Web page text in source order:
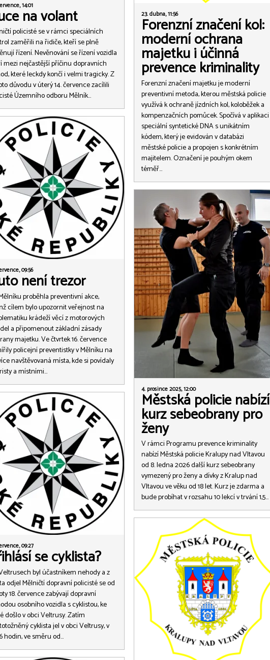
14:01
na volant
policisté se v rámci speciálních
zaměřili na řidiče, kteří se plně
řízení. Nevěnování se řízení vozidla
mezi nejčastější příčinu dopravních
které leckdy končí i velmi tragicky. Z
důvodu v úterý 14. července zacílili
Územního odboru Mělník…
09:56
není trezor
proběhla preventivní akce,
cílem bylo upozornit veřejnost na
krádeží věcí z motorových
a připomenout základní zásady
majetku. Ve čtvrtek 16. července
policejní preventistky v Mělníku na
navštěvovaná místa, kde si povídaly
a místními…
09:27 se cyklista?
byl účastníkem nehody a z
odjel Mělničtí dopravní policisté se od
18. července zabývají dopravní
osobního vozidla s cyklistou, ke
došlo v obci Veltrusy. Zatím
cyklista jel v obci Veltrusy, v
hodin, ve směru od…
23. dubna, 11:56
Forenzní značení kol:
moderní ochrana
majetku i účinná
prevence kriminality
Forenzní značení majetku je moderní
preventivní metoda, kterou městská policie
využívá k ochraně jízdních kol, koloběžek a
kompenzačních pomůcek. Spočívá v aplikaci
speciální syntetické DNA s unikátním
kódem, který je evidován v databázi
městské policie a propojen s konkrétním
majitelem. Označení je pouhým okem
téměř…
4. prosince 2025, 12:00
Městská policie nabízí
kurz sebeobrany pro
ženy
V rámci Programu prevence kriminality
nabízí Městská policie Kralupy nad Vltavou
od 8. ledna 2026 další kurz sebeobrany
vymezený pro ženy a dívky z Kralup nad
Vltavou ve věku od 18 let. Kurz je zdarma a
bude probíhat v rozsahu 10 lekcí v trvání 1,5…